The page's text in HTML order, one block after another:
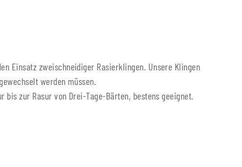
Einsatz zweischneidiger Rasierklingen. Unsere Klingen
werden müssen.
zur Rasur von Drei-Tage-Bärten, bestens geeignet.